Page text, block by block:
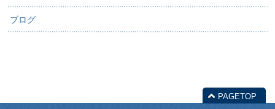
ブログ
PAGETOP